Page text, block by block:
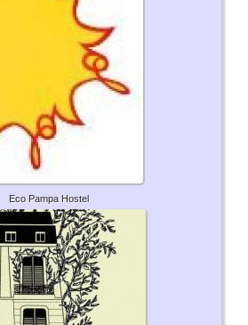
Eco Pampa Hostel